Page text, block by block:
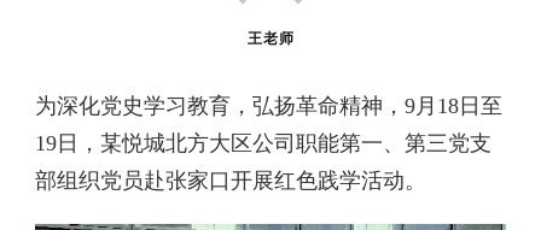
王老师
为深化党史学习教育，弘扬革命精神，9月18日至
19日，某悦城北方大区公司职能第一、第三党支
部组织党员赴张家口开展红色践学活动。